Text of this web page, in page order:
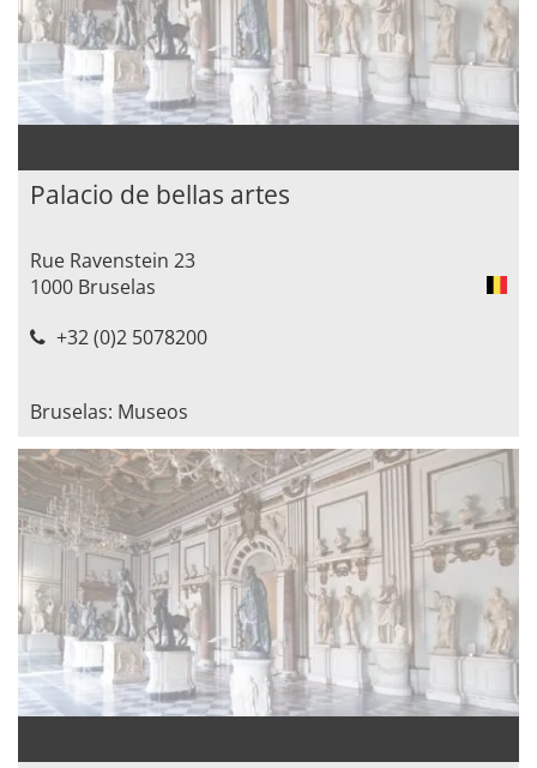
Palacio de bellas artes
Rue Ravenstein 23
1000 Bruselas
+32 (0)2 5078200
Bruselas: Museos